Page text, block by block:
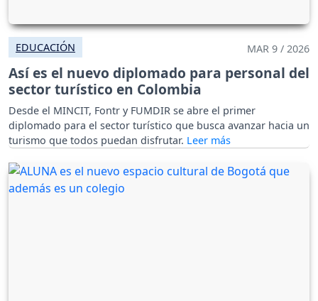
EDUCACIÓN MAR 9 / 2026
Así es el nuevo diplomado para personal del
sector turístico en Colombia
Desde el MINCIT, Fontr y FUMDIR se abre el primer
diplomado para el sector turístico que busca avanzar hacia un
turismo que todos puedan disfrutar.